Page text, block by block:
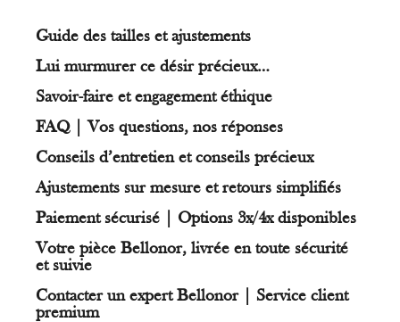
Guide des tailles et ajustements
Lui murmurer ce désir précieux…
Savoir-faire et engagement éthique
FAQ | Vos questions, nos réponses
Conseils d’entretien et conseils précieux
Ajustements sur mesure et retours simplifiés
Paiement sécurisé | Options 3x/4x disponibles
Votre pièce Bellonor, livrée en toute sécurité
et suivie
Contacter un expert Bellonor | Service client
premium